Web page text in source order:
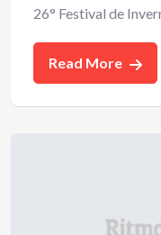
26° Festival de
Read More